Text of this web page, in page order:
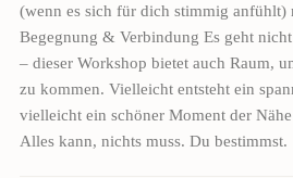
(wenn es sich für dich stimmig anfühlt)
Begegnung & Verbindung Es geht
– dieser Workshop bietet auch Raum,
zu kommen. Vielleicht entsteht ein
vielleicht ein schöner Moment der
Alles kann, nichts muss. Du bestimmst.